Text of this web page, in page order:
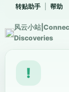
转贴助手
帮助
风云小站
Discoveries
!